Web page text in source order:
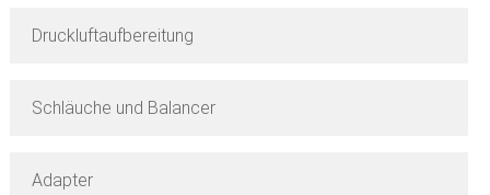
Druckluftaufbereitung
Schläuche und Balancer
Adapter